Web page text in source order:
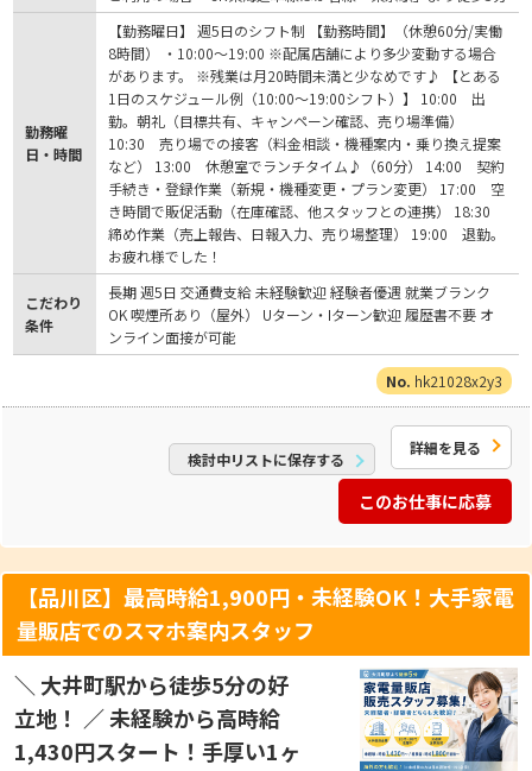
勤務曜
日・時間
【勤務曜日】 週5日のシフト制 【勤務時間】（休憩60分/実働
8時間） ・10:00～19:00 ※配属店舗により多少変動する場合
があります。 ※残業は月20時間未満と少なめです♪ 【とある
1日のスケジュール例（10:00～19:00シフト）】 10:00 出
勤。朝礼（目標共有、キャンペーン確認、売り場準備）
10:30 売り場での接客（料金相談・機種案内・乗り換え提案
など） 13:00 休憩室でランチタイム♪（60分） 14:00 契約
手続き・登録作業（新規・機種変更・プラン変更） 17:00 空
き時間で販促活動（在庫確認、他スタッフとの連携） 18:30
締め作業（売上報告、日報入力、売り場整理） 19:00 退勤。
お疲れ様でした！
こだわり
条件
長期 週5日 交通費支給 未経験歓迎 経験者優遇 就業ブランク
OK 喫煙所あり（屋外） Uターン・Iターン歓迎 履歴書不要 オ
ンライン面接が可能
hk21028x2y3
検討中リストに保存する
詳細を見る
このお仕事に応募
【品川区】最高時給1,900円・未経験OK！大手家電
量販店でのスマホ案内スタッフ
＼ 大井町駅から徒歩5分の好
立地！ ／ 未経験から高時給
1,430円スタート！手厚い1ヶ